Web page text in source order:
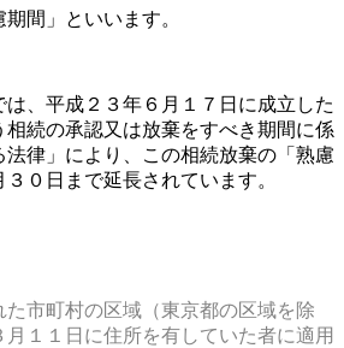
間」といいます。
、平成２３年６月１７日に成立した
相続の承認又は放棄をすべき期間に係
法律」により、この相続放棄の「熟慮
０日まで延長されています。
市町村の区域（東京都の区域を除
月１１日に住所を有していた者に適用